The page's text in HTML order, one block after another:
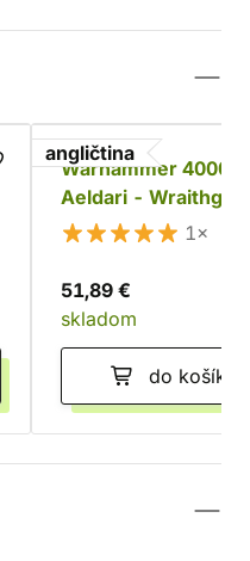
angličtina
Warhammer 40000:
Aeldari -
1×
51,89 €
skladom
do košíka